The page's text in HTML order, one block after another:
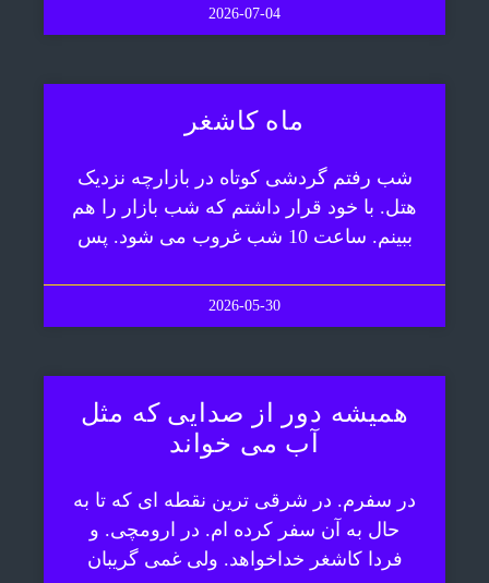
2026-07-04
ماه کاشغر
شب رفتم گردشی کوتاه در بازارچه نزدیک
هتل. با خود قرار داشتم که شب بازار را هم
ببینم. ساعت 10 شب غروب می شود. پس
2026-05-30
همیشه دور از صدایی که مثل
آب می خواند
در سفرم. در شرقی ترین نقطه ای که تا به
حال به آن سفر کرده ام. در ارومچی. و
فردا کاشغر خداخواهد. ولی غمی گریبان